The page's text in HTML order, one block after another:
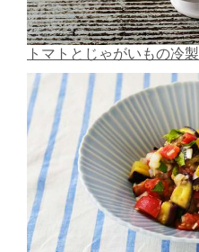
トマトとじゃがいもの冷